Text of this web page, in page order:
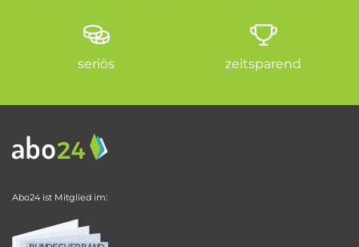
seriös zeitsparend
Abo24 ist Mitglied im: